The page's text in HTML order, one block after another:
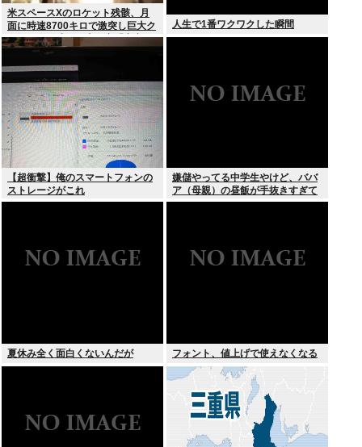
米スペースXのロケット残骸、月
面に時速8700キロで激突し巨大ク
レーター形成か…専門家「宇宙ご
み処分に無頓着」
人生で1番ワクワクした瞬間
【超衝撃】俺のスマートフォンの
ストレージがこれ
嫌儲やってる中学生やけど、ババ
ア（母親）の昼飯が手抜きすぎて
キレそう
夏休み全く面白くないんだが フォント、値上げで使えなくなる